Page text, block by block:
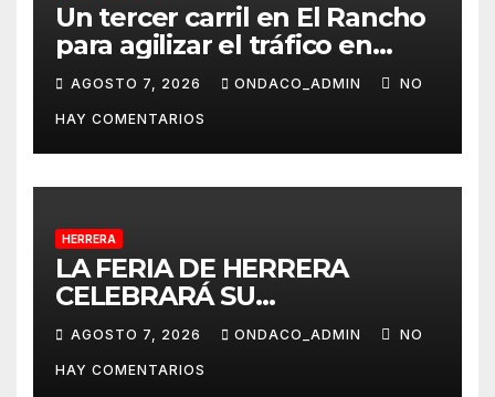
Un tercer carril en El Rancho
para agilizar el tráfico en
dirección a Alcalá del Río
desde La Rinconada
AGOSTO 7, 2026 ONDACO_ADMIN NO
HAY COMENTARIOS
HERRERA
LA FERIA DE HERRERA
CELEBRARÁ SU
TRADICIONAL PASEO DE
CABALLISTAS, AMAZONAS Y
COCHES DE CABALLOS
AGOSTO 7, 2026 ONDACO_ADMIN NO
HAY COMENTARIOS